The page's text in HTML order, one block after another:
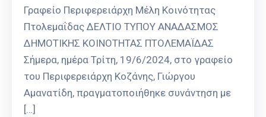
Γραφείο Περιφερειάρχη Μέλη Κοινότητας
Πτολεμαΐδας ΔΕΛΤΙΟ ΤΥΠΟΥ ΑΝΑΔΑΣΜΟΣ
ΔΗΜΟΤΙΚΗΣ ΚΟΙΝΟΤΗΤΑΣ ΠΤΟΛΕΜΑΪΔΑΣ
Σήμερα, ημέρα Τρίτη, 19/6/2024, στο γραφείο
του Περιφερειάρχη Κοζάνης, Γιώργου
Αμανατίδη, πραγματοποιήθηκε συνάντηση με
[…]